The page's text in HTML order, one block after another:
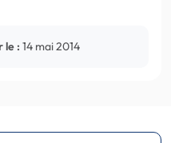
le : 14 mai 2014